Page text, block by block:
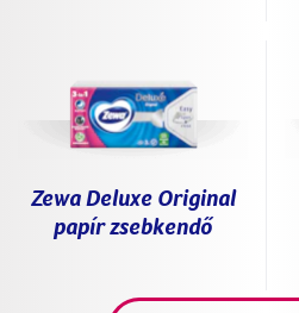
Zewa Deluxe Original
papír zsebkendő